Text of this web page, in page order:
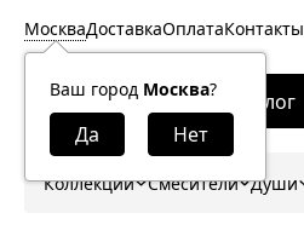
Москва
Ваш город Москва?
ДоставкаОплатаКонтакты
Каталог
Коллекции Смесители Души